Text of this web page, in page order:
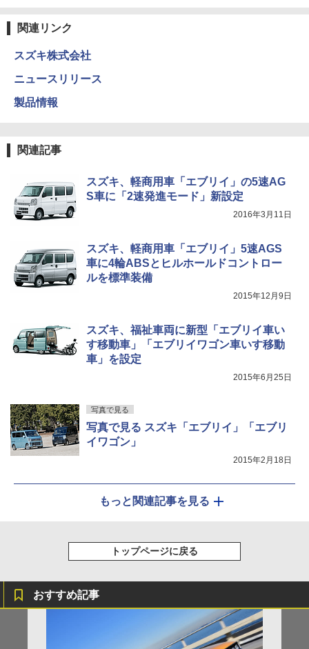
関連リンク
スズキ株式会社
ニュースリリース
製品情報
関連記事
スズキ、軽商用車「エブリイ」の5速AG
S車に「2速発進モード」新設定
2016年3月11日
スズキ、軽商用車「エブリイ」5速AGS
車に4輪ABSとヒルホールドコントロー
ルを標準装備
2015年12月9日
スズキ、福祉車両に新型「エブリイ車い
す移動車」「エブリイワゴン車いす移動
車」を設定
2015年6月25日
写真で見る
写真で見る スズキ「エブリイ」「エブリ
イワゴン」
2015年2月18日
もっと関連記事を見る
トップページに戻る
おすすめ記事